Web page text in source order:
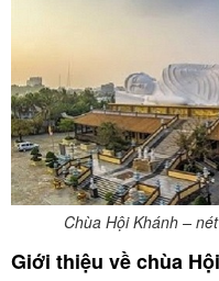
Chùa Hội Khánh –
Giới thiệu về chùa